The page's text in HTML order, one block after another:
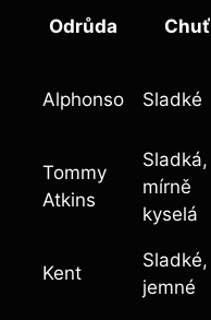
Odrůda Chuť
Alphonso Sladké
Tommy
Atkins
Sladká,
mírně
kyselá
Kent
Sladké,
jemné